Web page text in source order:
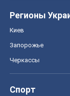
Регионы
Киев
Запорожье
Черкассы
Спорт